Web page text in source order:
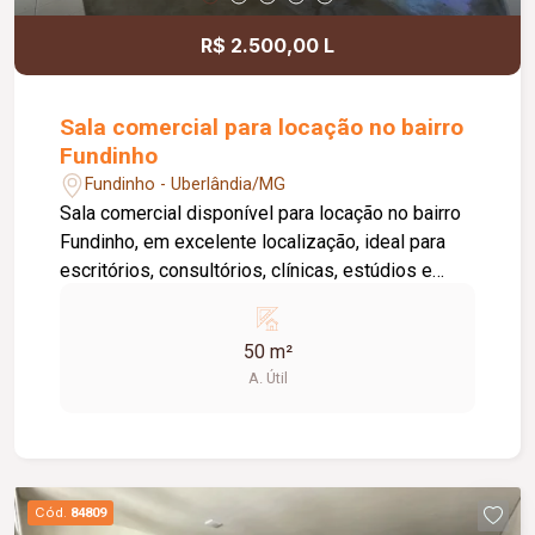
R$ 2.500,00 L
Sala comercial para locação no bairro
Fundinho
Fundinho - Uberlândia/MG
Sala comercial disponível para locação no bairro
Fundinho, em excelente localização, ideal para
escritórios, consultórios, clínicas, estúdios e
aproximadamente 50 m², forro em gesso, copa,
ponto de água, interfone e acesso por senha,
oferecendo praticidade e funcionalidade para o
banheiros feminino e masculino com
acessibilidade, controle de acesso facial, água
50 m²
A. Útil
Cód. 84809